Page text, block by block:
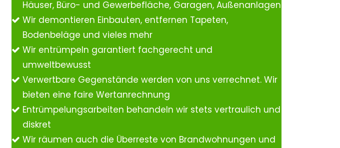
Häuser, Büro- und Gewerbefläche, Garagen, Außenanlagen
Wir demontieren Einbauten, entfernen Tapeten,
Bodenbeläge und vieles mehr
Wir entrümpeln garantiert fachgerecht und
umweltbewusst
Verwertbare Gegenstände werden von uns verrechnet. Wir
bieten eine faire Wertanrechnung
Entrümpelungsarbeiten behandeln wir stets vertraulich und
diskret
Wir räumen auch die Überreste von Brandwohnungen und